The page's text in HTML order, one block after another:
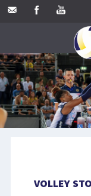
VOLLEY